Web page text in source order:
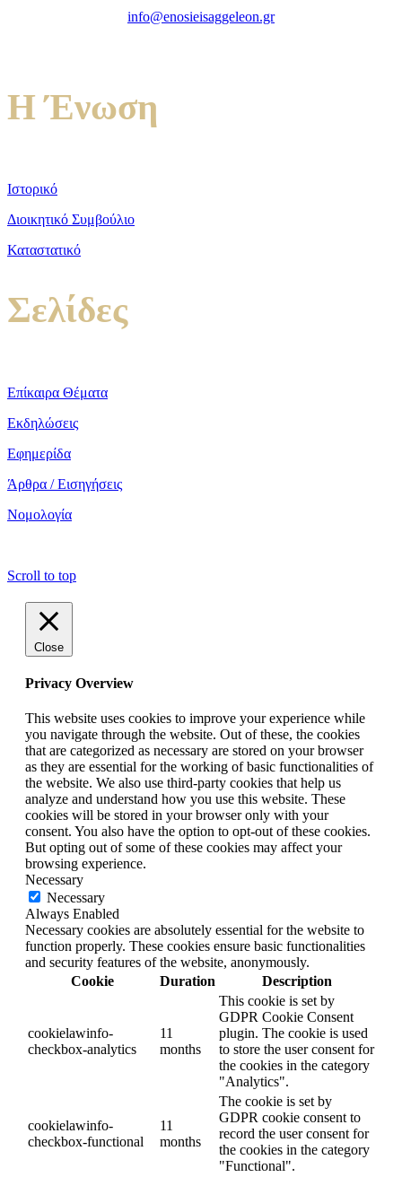
info@enosieisaggeleon.gr
Η Ένωση
Ιστορικό
Διοικητικό Συμβούλιο
Καταστατικό
Σελίδες
Επίκαιρα Θέματα
Εκδηλώσεις
Εφημερίδα
Άρθρα / Εισηγήσεις
Νομολογία
Scroll to top
Close
Privacy Overview
This website uses cookies to improve your experience while
you navigate through the website. Out of these, the cookies
that are categorized as necessary are stored on your browser
as they are essential for the working of basic functionalities of
the website. We also use third-party cookies that help us
analyze and understand how you use this website. These
cookies will be stored in your browser only with your
consent. You also have the option to opt-out of these cookies.
But opting out of some of these cookies may affect your
browsing experience.
Necessary
Necessary
Always Enabled
Necessary cookies are absolutely essential for the website to
function properly. These cookies ensure basic functionalities
and security features of the website, anonymously.
Cookie
Duration Description
cookielawinfo-
checkbox-analytics
11
months
This cookie is set by
GDPR Cookie Consent
plugin. The cookie is used
to store the user consent for
the cookies in the category
"Analytics".
cookielawinfo-
checkbox-functional
11
months
The cookie is set by
GDPR cookie consent to
record the user consent for
the cookies in the category
"Functional".